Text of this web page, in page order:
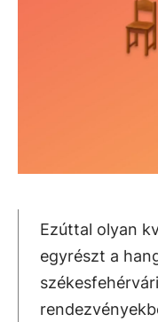
Ezúttal olyan
egyrészt a